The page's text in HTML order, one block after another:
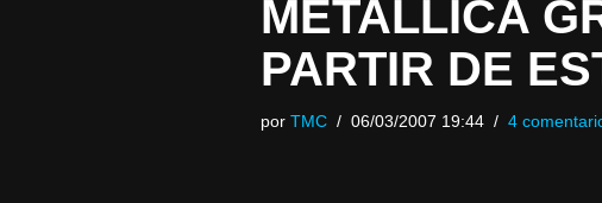
METALLICA
PARTIR DE
por TMC 06/03/2007 19:44 4